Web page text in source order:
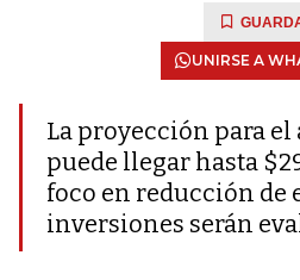
UNIRSE A
La proyección para
puede llegar hasta
foco en reducción de
inversiones serán